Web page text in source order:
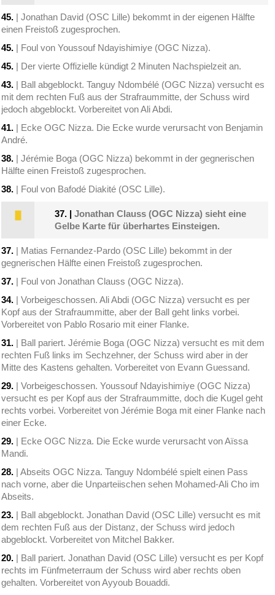
45. | Jonathan David (OSC Lille) bekommt in der eigenen Hälfte
einen Freistoß zugesprochen.
45. | Foul von Youssouf Ndayishimiye (OGC Nizza).
45. | Der vierte Offizielle kündigt 2 Minuten Nachspielzeit an.
43. | Ball abgeblockt. Tanguy Ndombélé (OGC Nizza) versucht es
mit dem rechten Fuß aus der Strafraummitte, der Schuss wird
jedoch abgeblockt. Vorbereitet von Ali Abdi.
41. | Ecke OGC Nizza. Die Ecke wurde verursacht von Benjamin
André.
38. | Jérémie Boga (OGC Nizza) bekommt in der gegnerischen
Hälfte einen Freistoß zugesprochen.
38. | Foul von Bafodé Diakité (OSC Lille).
37. |Jonathan Clauss (OGC Nizza) sieht eine
Gelbe Karte für überhartes Einsteigen.
37. | Matias Fernandez-Pardo (OSC Lille) bekommt in der
gegnerischen Hälfte einen Freistoß zugesprochen.
37. | Foul von Jonathan Clauss (OGC Nizza).
34. | Vorbeigeschossen. Ali Abdi (OGC Nizza) versucht es per
Kopf aus der Strafraummitte, aber der Ball geht links vorbei.
Vorbereitet von Pablo Rosario mit einer Flanke.
31. | Ball pariert. Jérémie Boga (OGC Nizza) versucht es mit dem
rechten Fuß links im Sechzehner, der Schuss wird aber in der
Mitte des Kastens gehalten. Vorbereitet von Evann Guessand.
29. | Vorbeigeschossen. Youssouf Ndayishimiye (OGC Nizza)
versucht es per Kopf aus der Strafraummitte, doch die Kugel geht
rechts vorbei. Vorbereitet von Jérémie Boga mit einer Flanke nach
einer Ecke.
29. | Ecke OGC Nizza. Die Ecke wurde verursacht von Aïssa
Mandi.
28. | Abseits OGC Nizza. Tanguy Ndombélé spielt einen Pass
nach vorne, aber die Unparteiischen sehen Mohamed-Ali Cho im
Abseits.
23. | Ball abgeblockt. Jonathan David (OSC Lille) versucht es mit
dem rechten Fuß aus der Distanz, der Schuss wird jedoch
abgeblockt. Vorbereitet von Mitchel Bakker.
20. | Ball pariert. Jonathan David (OSC Lille) versucht es per Kopf
rechts im Fünfmeterraum der Schuss wird aber rechts oben
gehalten. Vorbereitet von Ayyoub Bouaddi.